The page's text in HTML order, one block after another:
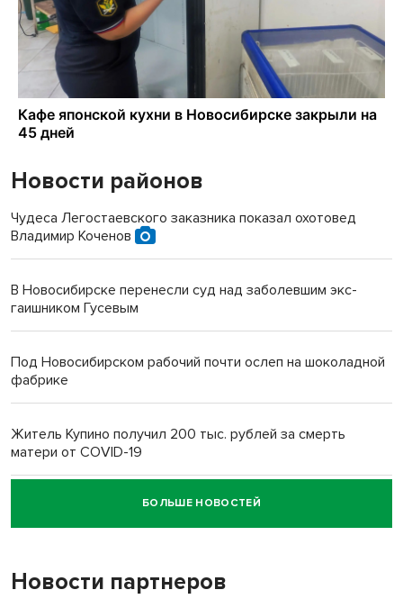
Новости районов
Чудеса Легостаевского заказника показал охотовед
Владимир Коченов
В Новосибирске перенесли суд над заболевшим экс-
гаишником Гусевым
Под Новосибирском рабочий почти ослеп на шоколадной
фабрике
Житель Купино получил 200 тыс. рублей за смерть
матери от COVID-19
Новосибирский суд наказал водителя за смерть
пенсионерки на вокзале
БОЛЬШЕ НОВОСТЕЙ
Новости партнеров